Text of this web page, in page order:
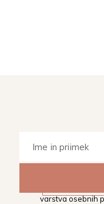
Z vpisom
varstva osebnih